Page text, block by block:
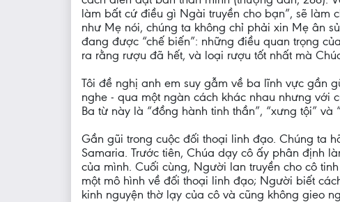
làm bất cứ điều gì Ngài truyền cho bạn”, sẽ làm
như Mẹ nói, chúng ta không chỉ phải xin Mẹ ân
đang được “chế biến”: những điều quan trọng
ra rằng rượu đã hết, và loại rượu tốt nhất mà
Tôi đề nghị anh em suy gẫm về ba lĩnh vực gần
nghe - qua một ngàn cách khác nhau nhưng với
Ba từ này là “đồng hành tinh thần”, “xưng tội” và
Gần gũi trong cuộc đối thoại linh đạo. Chúng ta
Samaria. Trước tiên, Chúa dạy cô ấy phân định
của mình. Cuối cùng, Người lan truyền cho cô
một mô hình về đối thoại linh đạo; Người biết
kinh nguyện thờ lạy của cô và cũng không gieo